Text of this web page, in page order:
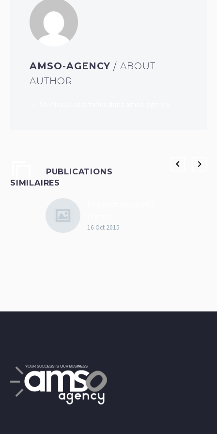
AMSO-AGENCY/ ABOUT
AUTHOR
PUBLICATIONS
SIMILAIRES
16 Oct 2015